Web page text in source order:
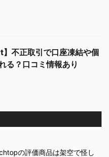
不正取引で口座凍結や個
る？口コミ情報あり
の評価商品は架空で怪し